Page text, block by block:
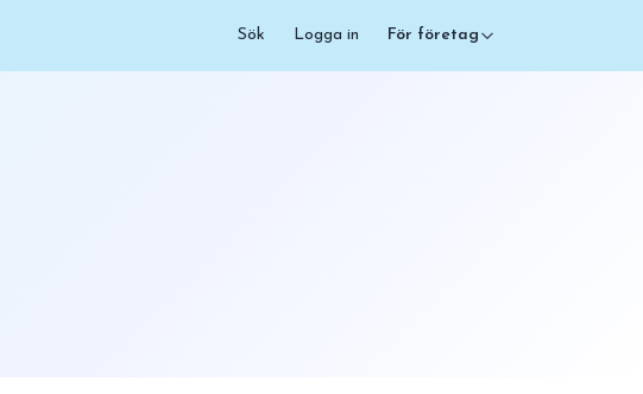
Sök Logga in För företag